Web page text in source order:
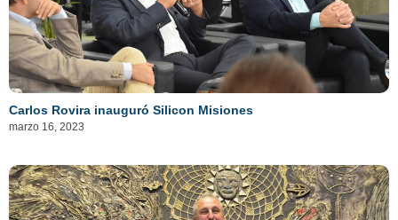
Carlos Rovira inauguró Silicon Misiones
marzo 16, 2023